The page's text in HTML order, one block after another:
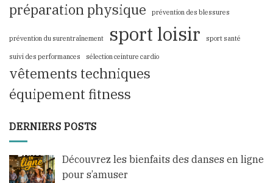
préparation physique prévention des blessures
prévention du surentraînement sport loisir sport santé
suivi des performances sélection ceinture cardio
vêtements techniques
équipement fitness
DERNIERS POSTS
Découvrez les bienfaits des danses en ligne
pour s’amuser